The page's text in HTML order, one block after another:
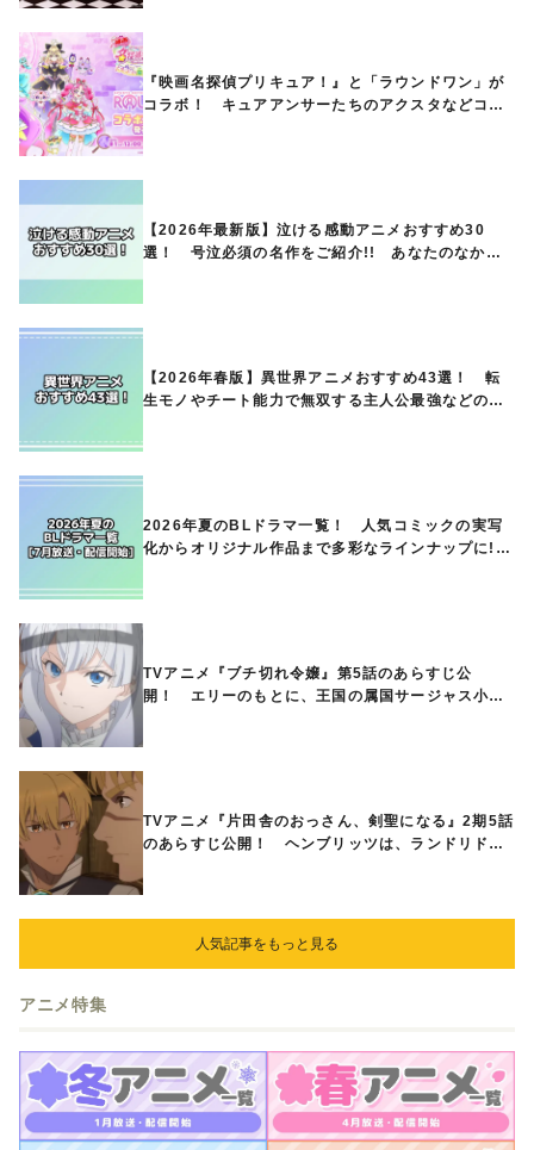
『映画名探偵プリキュア！』と「ラウンドワン」が
コラボ！ キュアアンサーたちのアクスタなどコラ
【2026年最新版】泣ける感動アニメおすすめ30
選！ 号泣必須の名作をご紹介!! あなたのなかの
【2026年春版】異世界アニメおすすめ43選！ 転
生モノやチート能力で無双する主人公最強などの人
2026年夏のBLドラマ一覧！ 人気コミックの実写
化からオリジナル作品まで多彩なラインナップに!!
TVアニメ『ブチ切れ令嬢』第5話のあらすじ公
開！ エリーのもとに、王国の属国サージャス小王
TVアニメ『片田舎のおっさん、剣聖になる』2期5話
のあらすじ公開！ ヘンブリッツは、ランドリドに
人気記事をもっと見る
アニメ特集